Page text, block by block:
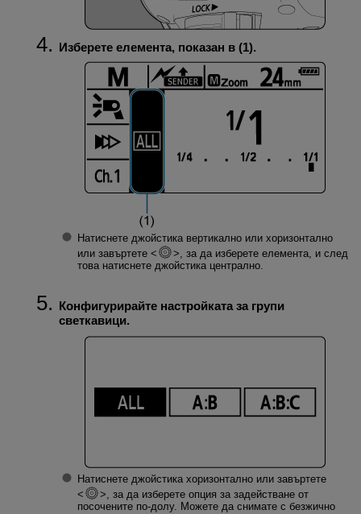
Изберете елемента, показан в (1).
Натиснете джойстика вертикално или хоризонтално
или завъртете
, за да изберете елемента, и след
това натиснете джойстика централно.
Конфигурирайте настройката за групи
светкавици.
Натиснете джойстика хоризонтално или завъртете
, за да изберете опция за задействане от
посочените по-долу. Можете да снимате с безжично